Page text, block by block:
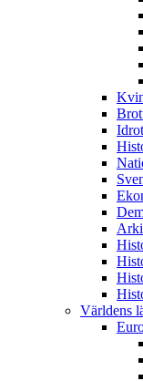
Världens